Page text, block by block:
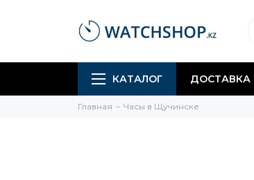
КАТАЛОГ ДОСТАВКА
Главная Часы в Щучинске